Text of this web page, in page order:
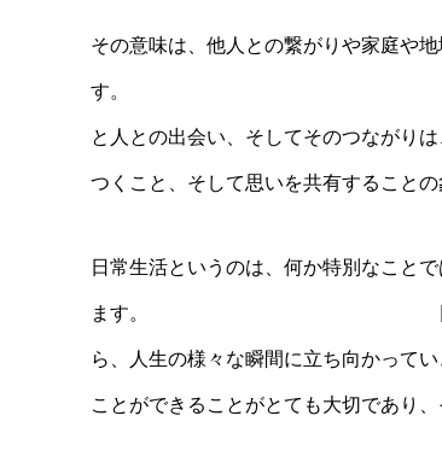
その意味は、他人との繋がりや家庭や
す。 私たちが家族
と人との出会い、そしてそ
つくこと、そして思いを共有すること
日常生活というのは、何か特別な
ます。 日常生活の中で感じら
ら、人生の様々な瞬間に立ち向
ことができることがとても大切であり